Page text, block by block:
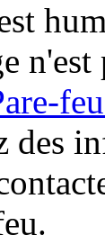
des